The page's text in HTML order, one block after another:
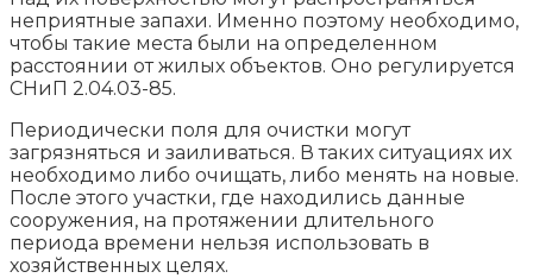
неприятные запахи. Именно поэтому необходимо,
чтобы такие места были на определенном
расстоянии от жилых объектов. Оно регулируется
СНиП 2.04.03-85.
Периодически поля для очистки могут
загрязняться и заиливаться. В таких ситуациях их
необходимо либо очищать, либо менять на новые.
После этого участки, где находились данные
сооружения, на протяжении длительного
периода времени нельзя использовать в
хозяйственных целях.